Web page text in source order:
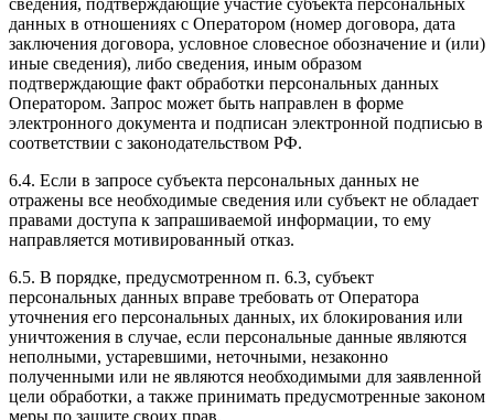
данных в отношениях с Оператором (номер договора, дата
заключения договора, условное словесное обозначение и (или)
иные сведения), либо сведения, иным образом
подтверждающие факт обработки персональных данных
Оператором. Запрос может быть направлен в форме
электронного документа и подписан электронной подписью в
соответствии с законодательством РФ.
6.4. Если в запросе субъекта персональных данных не
отражены все необходимые сведения или субъект не обладает
правами доступа к запрашиваемой информации, то ему
направляется мотивированный отказ.
6.5. В порядке, предусмотренном п. 6.3, субъект
персональных данных вправе требовать от Оператора
уточнения его персональных данных, их блокирования или
уничтожения в случае, если персональные данные являются
неполными, устаревшими, неточными, незаконно
полученными или не являются необходимыми для заявленной
цели обработки, а также принимать предусмотренные законом
меры по защите своих прав.